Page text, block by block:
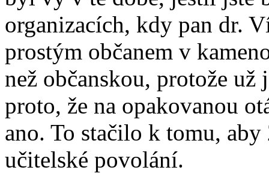
organizacích, kdy pan dr.
prostým občanem v
než občanskou, protože
proto, že na opakovanou
ano. To stačilo k tomu,
učitelské povolání.